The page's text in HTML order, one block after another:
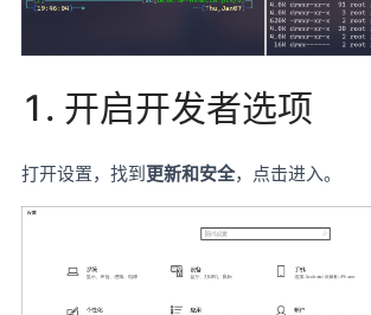
1. 开启开发者选项
打开设置，找到 更新和安全，点击进入。